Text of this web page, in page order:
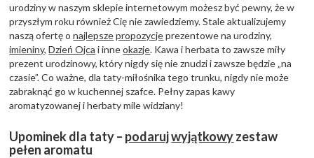
urodziny w naszym sklepie internetowym możesz być pewny, że w
przyszłym roku również Cię nie zawiedziemy. Stale aktualizujemy
naszą ofertę onajlepsze propozycjeprezentowe na urodziny,
imieniny,Dzień Ojca i inneokazje. Kawa i herbata to zawsze miły
prezent urodzinowy, który nigdy się nie znudzi i zawsze będzie „na
czasie”. Co ważne, dla taty-miłośnika tego trunku, nigdy nie może
zabraknąć go w kuchennej szafce. Pełny zapas kawy
aromatyzowanej i herbaty mile widziany!
Upominek dla taty – podarujwyjątkowyzestaw
pełen aromatu